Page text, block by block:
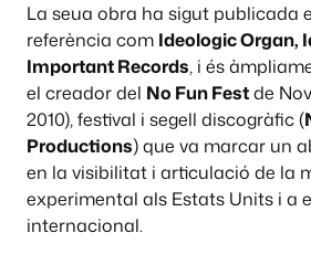
La seua obra ha sigut publicada
referència com Ideologic Organ,
Important Records, i és
el creador del No Fun Festde
2010), festival i segell discogràfic (
Productions) que va marcar un
en la visibilitat i articulació de la
experimental als Estats Units i a
internacional.